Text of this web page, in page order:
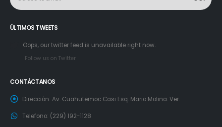
ÚLTIMOS TWEETS
Oops, our twitter feed is unavailable right now.
Follow us on Twitter
CONTÁCTANOS
Dirección: Av. Cuahutemoc Casi Esq. Mario Molina. Ver.
Telefono: (229) 192-1128